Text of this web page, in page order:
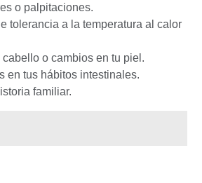
o palpitaciones.
tolerancia a la temperatura al calor
o cambios en tu piel.
en tus hábitos intestinales.
familiar.